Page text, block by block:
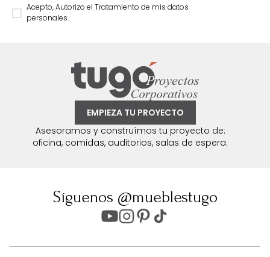
Acepto, Autorizo el Tratamiento de mis datos
personales.
EMPIEZA TU PROYECTO
Asesoramos y construímos tu proyecto de:
oficina, comidas, auditorios, salas de espera.
Síguenos @mueblestugo